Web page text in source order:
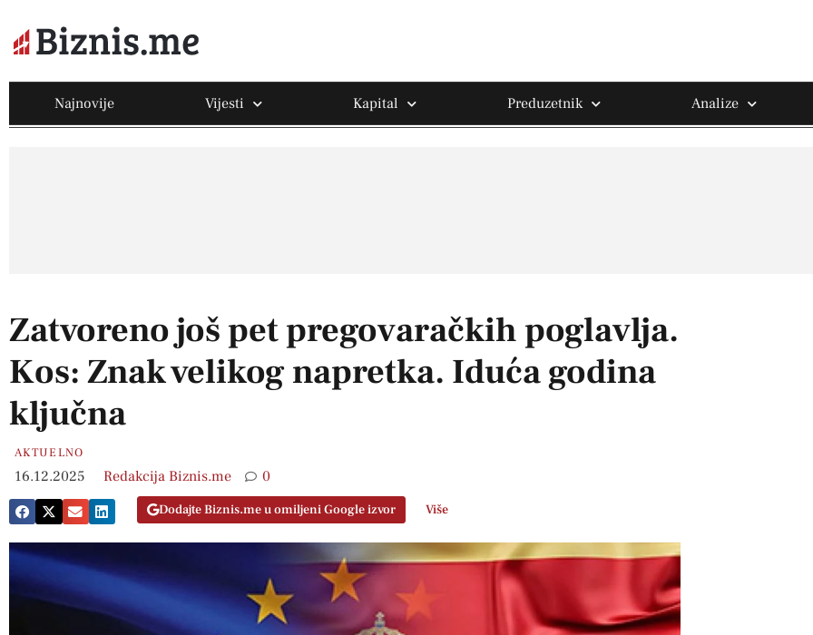
Najnovije Vijesti Kapital Preduzetnik Analize
Zatvoreno još pet pregovaračkih poglavlja.
Kos: Znak velikog napretka. Iduća godina
ključna
AKTUELNO
16.12.2025 Redakcija Biznis.me 0
Dodajte Biznis.me u omiljeni Google izvor Više